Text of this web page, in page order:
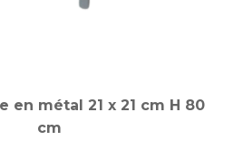
en métal 21 x 21 cm H 80
cm